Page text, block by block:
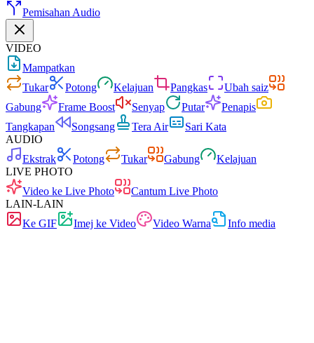
Pemisahan Audio
VIDEO
Mampatkan
Tukar
Potong Kelajuan Pangkas
Ubah saiz
Gabung
Frame Boost Senyap Putar
Penapis
Tangkapan
Songsang Tera Air
Sari Kata
AUDIO
Ekstrak
Potong Tukar Gabung
Kelajuan
LIVE PHOTO
Video ke Live Photo
Cantum Live Photo
LAIN-LAIN
Ke GIF
Imej ke Video Video Warna
Info media